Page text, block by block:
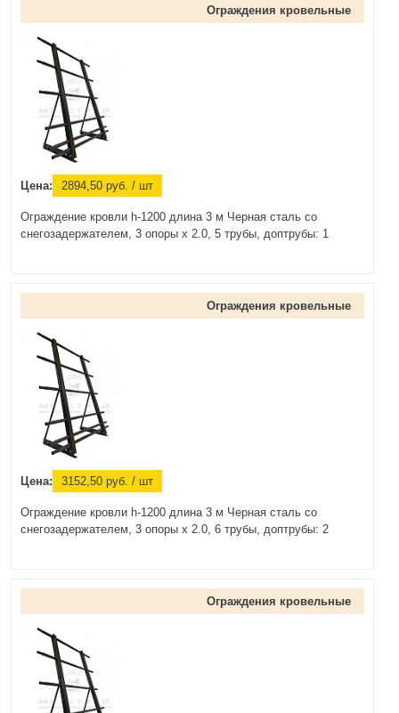
Ограждения кровельные
Цена: 2894,50 руб. / шт
Ограждение кровли h-1200 длина 3 м Черная сталь со
снегозадержателем, 3 опоры х 2.0, 5 трубы, доптрубы: 1
Ограждения кровельные
Цена: 3152,50 руб. / шт
Ограждение кровли h-1200 длина 3 м Черная сталь со
снегозадержателем, 3 опоры х 2.0, 6 трубы, доптрубы: 2
Ограждения кровельные